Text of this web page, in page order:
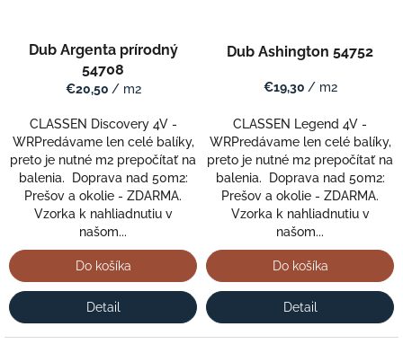
Dub Argenta prírodný
54708
€20,50 / m2
CLASSEN Discovery 4V -
WRPredávame len celé balíky,
preto je nutné m2 prepočítať na
balenia. Doprava nad 50m2:
Prešov a okolie - ZDARMA.
Vzorka k nahliadnutiu v
našom...
Do košíka
Detail
Dub Ashington 54752
€19,30 / m2
CLASSEN Legend 4V -
WRPredávame len celé balíky,
preto je nutné m2 prepočítať na
balenia. Doprava nad 50m2:
Prešov a okolie - ZDARMA.
Vzorka k nahliadnutiu v
našom...
Do košíka
Detail